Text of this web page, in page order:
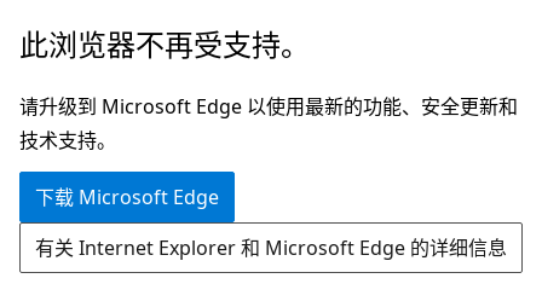
跳
主
要
内
此浏览器不再受支持。
请升级到 Microsoft Edge 以使用最新的功能、安全更新和
技术支持。
下载 Microsoft Edge
有关 Internet Explorer 和 Microsoft Edge 的详细信息